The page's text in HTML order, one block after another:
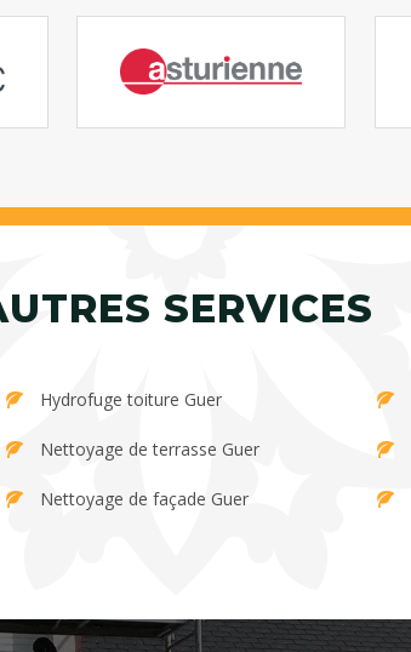
SERVICES
Hydrofuge toiture Guer
Nettoyage de terrasse Guer
Nettoyage de façade Guer